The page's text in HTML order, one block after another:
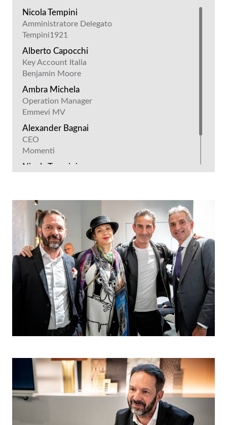
Nicola Tempini
Amministratore Delegato
Tempini1921
Alberto Capocchi
Key Account Italia
Benjamin Moore
Ambra Michela
Operation Manager
Emmevi MV
Alexander Bagnai
CEO
Momenti
Nicola Tempini